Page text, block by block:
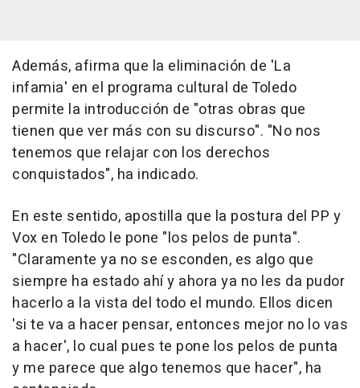
Además, afirma que la eliminación de 'La
infamia' en el programa cultural de Toledo
permite la introducción de "otras obras que
tienen que ver más con su discurso". "No nos
tenemos que relajar con los derechos
conquistados", ha indicado.
En este sentido, apostilla que la postura del PP y
Vox en Toledo le pone "los pelos de punta".
"Claramente ya no se esconden, es algo que
siempre ha estado ahí y ahora ya no les da pudor
hacerlo a la vista del todo el mundo. Ellos dicen
'si te va a hacer pensar, entonces mejor no lo vas
a hacer', lo cual pues te pone los pelos de punta
y me parece que algo tenemos que hacer", ha